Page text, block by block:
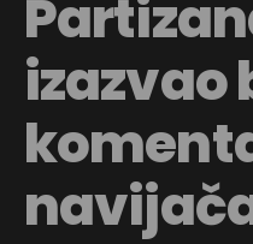
izazvao